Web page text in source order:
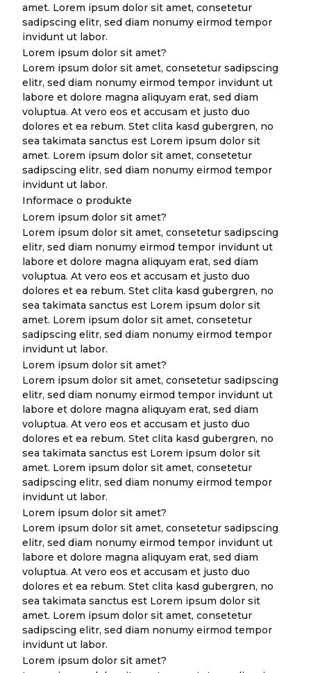
amet. Lorem ipsum dolor sit amet, consetetur
sadipscing elitr, sed diam nonumy eirmod tempor
invidunt ut labor.
Lorem ipsum dolor sit amet?
Lorem ipsum dolor sit amet, consetetur sadipscing
elitr, sed diam nonumy eirmod tempor invidunt ut
labore et dolore magna aliquyam erat, sed diam
voluptua. At vero eos et accusam et justo duo
dolores et ea rebum. Stet clita kasd gubergren, no
sea takimata sanctus est Lorem ipsum dolor sit
amet. Lorem ipsum dolor sit amet, consetetur
sadipscing elitr, sed diam nonumy eirmod tempor
invidunt ut labor.
Informace o produkte
Lorem ipsum dolor sit amet?
Lorem ipsum dolor sit amet, consetetur sadipscing
elitr, sed diam nonumy eirmod tempor invidunt ut
labore et dolore magna aliquyam erat, sed diam
voluptua. At vero eos et accusam et justo duo
dolores et ea rebum. Stet clita kasd gubergren, no
sea takimata sanctus est Lorem ipsum dolor sit
amet. Lorem ipsum dolor sit amet, consetetur
sadipscing elitr, sed diam nonumy eirmod tempor
invidunt ut labor.
Lorem ipsum dolor sit amet?
Lorem ipsum dolor sit amet, consetetur sadipscing
elitr, sed diam nonumy eirmod tempor invidunt ut
labore et dolore magna aliquyam erat, sed diam
voluptua. At vero eos et accusam et justo duo
dolores et ea rebum. Stet clita kasd gubergren, no
sea takimata sanctus est Lorem ipsum dolor sit
amet. Lorem ipsum dolor sit amet, consetetur
sadipscing elitr, sed diam nonumy eirmod tempor
invidunt ut labor.
Lorem ipsum dolor sit amet?
Lorem ipsum dolor sit amet, consetetur sadipscing
elitr, sed diam nonumy eirmod tempor invidunt ut
labore et dolore magna aliquyam erat, sed diam
voluptua. At vero eos et accusam et justo duo
dolores et ea rebum. Stet clita kasd gubergren, no
sea takimata sanctus est Lorem ipsum dolor sit
amet. Lorem ipsum dolor sit amet, consetetur
sadipscing elitr, sed diam nonumy eirmod tempor
invidunt ut labor.
Lorem ipsum dolor sit amet?